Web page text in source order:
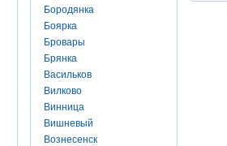
Бородянка
Боярка
Бровары
Брянка
Васильков
Вилково
Винница
Вишневый
Вознесенск